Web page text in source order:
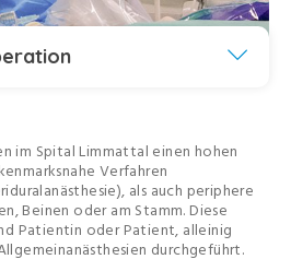
im Spital Limmattal einen hohen
Verfahren
als auch periphere
Beinen oder am Stamm. Diese
Patientin oder Patient, alleinig
durchgeführt.